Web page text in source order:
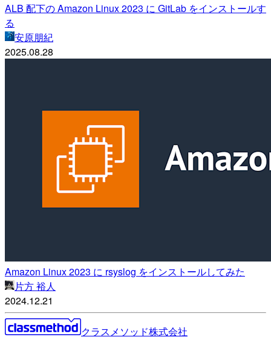
ALB 配下の Amazon Linux 2023 に GitLab をインストールす
る
安原朋紀
2025.08.28
Amazon Linux 2023 に rsyslog をインストールしてみた
片方 裕人
2024.12.21
クラスメソッド株式会社